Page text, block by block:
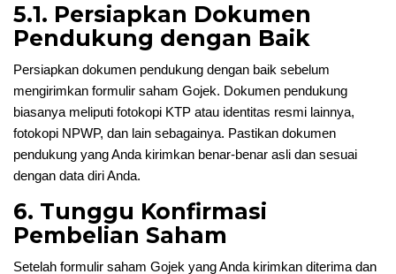
5.1. Persiapkan Dokumen
Pendukung dengan Baik
Persiapkan dokumen pendukung dengan baik sebelum
mengirimkan formulir saham Gojek. Dokumen pendukung
biasanya meliputi fotokopi KTP atau identitas resmi lainnya,
fotokopi NPWP, dan lain sebagainya. Pastikan dokumen
pendukung yang Anda kirimkan benar-benar asli dan sesuai
dengan data diri Anda.
6. Tunggu Konfirmasi
Pembelian Saham
Setelah formulir saham Gojek yang Anda kirimkan diterima dan